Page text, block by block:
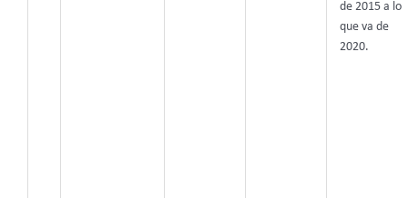
de 2015 a lo
que va de
2020.